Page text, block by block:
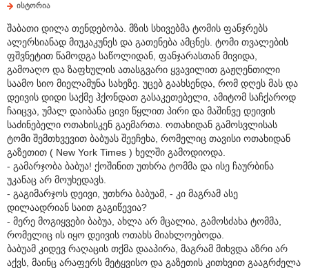
ისტორია
შაბათი დილა თენდებობა. მზის სხივებმა ტომის ფანჯრებს
ალერსიანად მიუკაკუნეს და გათენება ამცნეს. ტომი თვალების
ფშვნეტით წამოდგა საწოლიდან, ფანჯარასთან მივიდა,
გამოაღო და ზაფხულის ათასგვარი ყვავილით გაჟღენთილი
საამო სიო მიელამუნა სახეზე. უცებ გაახსენდა, რომ დღეს მას და
დეივის დიდი საქმე ჰქონდათ გასაკეთებელი, ამიტომ საჩქაროდ
ჩაიცვა, უმალ დაიბანა ცივი წყლით პირი და მაშინვე დეივის
საძინებელი ოთახისკენ გაემართა. ოთახიდან გამოსვლისას
ტომი შემთხვევით ბაბუას შეეჩეხა, რომელიც თავისი ოთახიდან
გაზეთით ( New York Times ) ხელში გამოდიოდა.
- გამარჯობა ბაბუა! ქოშინით უთხრა ტომმა და ისე ჩაურბინა
უკანაც არ მოუხედავს.
- გაგიმარჯოს დეივი, უთხრა ბაბუამ, - კი მაგრამ ასე
დილაადრიან საით გაგიწევია?
- მერე მოგიყვები ბაბუა, ახლა არ მცალია, გამოსძახა ტომმა,
რომელიც ის იყო დეივის ოთახს მიახლოებოდა.
ბაბუამ კიდევ რაღაცის თქმა დააპირა, მაგრამ მიხვდა აზრი არ
აქვს, მაინც არაფერს მეტყვისო და გაზეთის კითხვით გააგრძელა